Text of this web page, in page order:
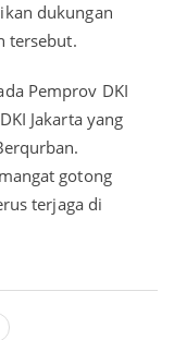
dukungan
tersebut.
Pemprov DKI
Jakarta yang
gotong
terjaga di